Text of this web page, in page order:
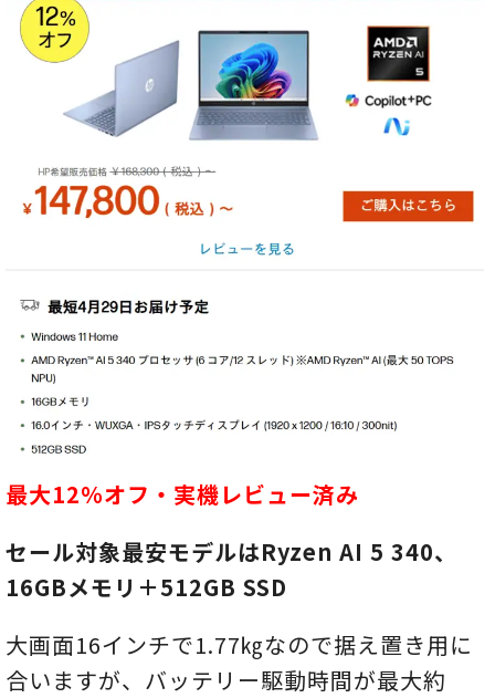
最大12％オフ・実機レビュー済み
セール対象最安モデルはRyzen AI 5 340、
16GBメモリ＋512GB SSD
大画面16インチで1.77㎏なので据え置き用に
合いますが、バッテリー駆動時間が最大約